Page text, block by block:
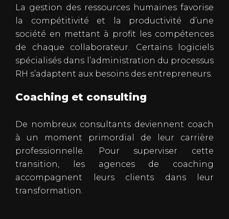
La gestion des ressources humaines favorise
la compétitivité et la productivité d’une
société en mettant à profit les compétences
de chaque collaborateur. Certains logiciels
spécialisés dans l’administration du processus
RH s’adaptent aux besoins des entrepreneurs.
Coaching et consulting
De nombreux consultants deviennent coach
à un moment primordial de leur carrière
professionnelle. Pour superviser cette
transition, les agences de coaching
accompagnent leurs clients dans leur
transformation.